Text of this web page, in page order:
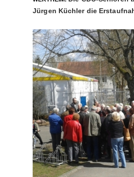
Jürgen Küchler die